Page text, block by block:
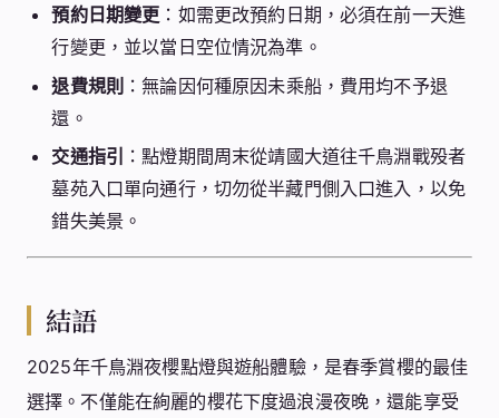
預約日期變更 ：如需更改預約日期，必須在前一天進
行變更，並以當日空位情況為準。
退費規則 ：無論因何種原因未乘船，費用均不予退
還。
交通指引
：點燈期間周末從靖國大道往千鳥淵戰殁者
墓苑入口單向通行，切勿從半藏門側入口進入，以免
錯失美景。
結語
2025年千鳥淵夜櫻點燈與遊船體驗，是春季賞櫻的最佳
選擇。不僅能在絢麗的櫻花下度過浪漫夜晚，還能享受